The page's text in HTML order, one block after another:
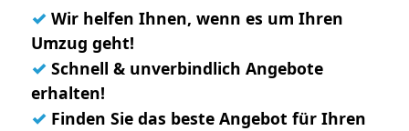
✓ Wir helfen Ihnen, wenn es um Ihren
Umzug geht!
✓ Schnell & unverbindlich Angebote
erhalten!
✓ Finden Sie das beste Angebot für Ihren